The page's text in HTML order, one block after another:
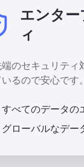
エンタ
ィ
のセキュリティ
るので安心です。
すべてのデータの
グローバルなデー